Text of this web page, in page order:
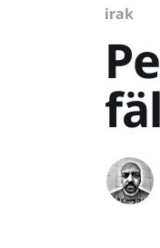
irak